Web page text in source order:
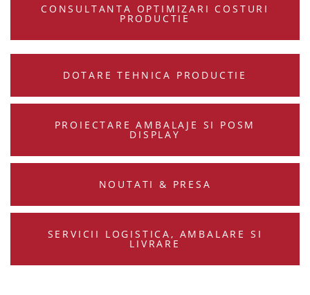
CONSULTANTA OPTIMIZARI COSTURI
PRODUCTIE
DOTARE TEHNICA PRODUCTIE
PROIECTARE AMBALAJE SI POSM
DISPLAY
NOUTATI & PRESA
SERVICII LOGISTICA, AMBALARE SI
LIVRARE